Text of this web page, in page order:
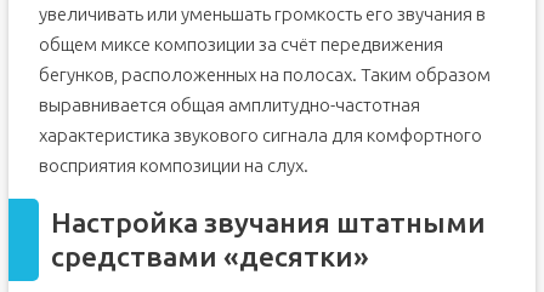
увеличивать или уменьшать громкость его звучания в
общем миксе композиции за счёт передвижения
бегунков, расположенных на полосах. Таким образом
выравнивается общая амплитудно-частотная
характеристика звукового сигнала для комфортного
восприятия композиции на слух.
Настройка звучания штатными
средствами «десятки»